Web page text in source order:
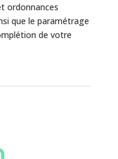
ordonnances
que le paramétrage
de votre